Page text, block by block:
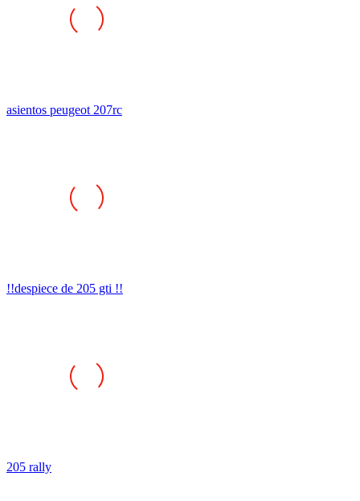
asientos peugeot 207rc
!!despiece de 205 gti !!
205 rally